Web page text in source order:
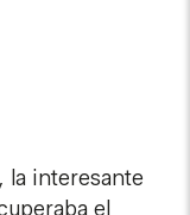
, la interesante
el